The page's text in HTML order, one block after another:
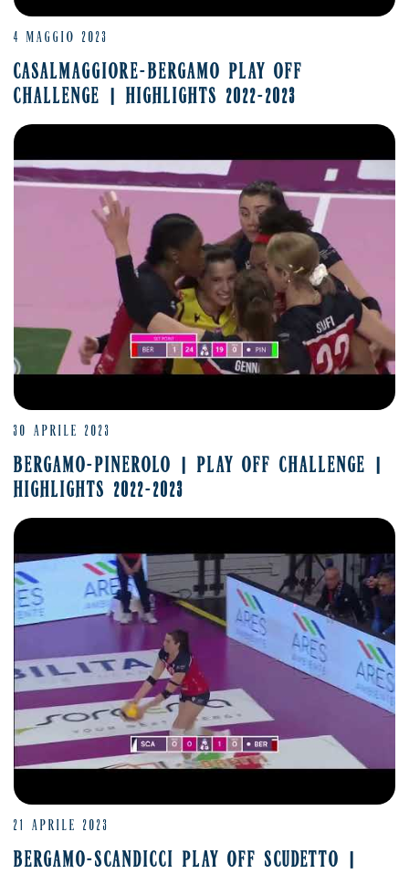
4 MAGGIO 2023
CASALMAGGIORE-BERGAMO PLAY OFF
CHALLENGE | HIGHLIGHTS 2022-2023
30 APRILE 2023
BERGAMO-PINEROLO | PLAY OFF CHALLENGE |
HIGHLIGHTS 2022-2023
21 APRILE 2023
BERGAMO-SCANDICCI PLAY OFF SCUDETTO |